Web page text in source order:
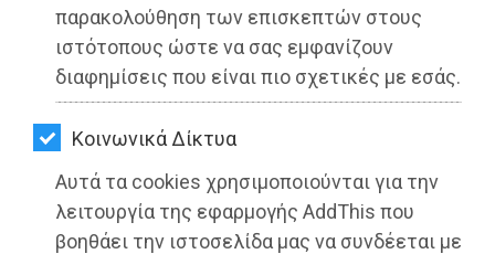
παρακολούθηση των επισκεπτών στους
ιστότοπους ώστε να σας εμφανίζουν
διαφημίσεις που είναι πιο σχετικές με εσάς.
Kοινωνικά Δίκτυα
Αυτά τα cookies χρησιμοποιούνται για την
λειτουργία της εφαρμογής AddThis που
βοηθάει την ιστοσελίδα μας να συνδέεται με
ΕΦΗΜΕΡΙΔΕΣ
OΔΗΓΟΣ
ΑΓΟΡΑΣ
ΨΙΘΥΡΟΙ
ΑΠΟΣΤΟΛΗ
ΑΡΘΡΩΝ
29-07-2022
Από τo Dimotisnews